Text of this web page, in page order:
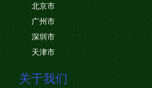
北京市
广州市
深圳市
天津市
关于我们